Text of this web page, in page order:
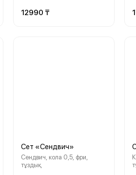
кола 2 л
12990 ₸
Сет «Сендвич»
Сендвич, кола 0,5, фри,
тұздық